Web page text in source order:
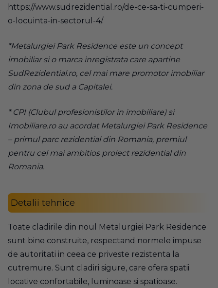
https://www.sudrezidential.ro/de-ce-sa-ti-cumperi-
o-locuinta-in-sectorul-4/.
*Metalurgiei Park Residence este un concept
imobiliar si o marca inregistrata care apartine
SudRezidential.ro, cel mai mare promotor imobiliar
din zona de sud a Capitalei.
* CPI (Clubul profesionistilor in imobiliare) si
Imobiliare.ro au acordat Metalurgiei Park Residence
– primul parc rezidential din Romania, premiul
pentru cel mai ambitios proiect rezidential din
Romania.
Detalii tehnice
Toate cladirile din noul Metalurgiei Park Residence
sunt bine construite, respectand normele impuse
de autoritati in ceea ce priveste rezistenta la
cutremure. Sunt cladiri sigure, care ofera spatii
locative confortabile, luminoase si spatioase.